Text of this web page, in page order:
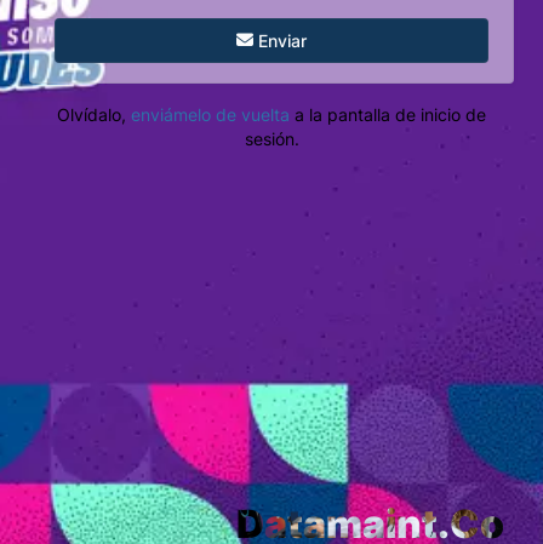
Datamaint.Co
Enviar
Olvídalo, enviámelo de vuelta a la pantalla de inicio de
sesión.